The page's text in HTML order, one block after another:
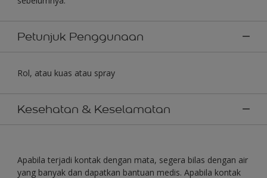
Petunjuk Penggunaan
Rol, atau kuas atau spray
Kesehatan & Keselamatan
Apabila terjadi kontak dengan mata, segera bilas dengan air
yang banyak dan dapatkan bantuan medis. Apabila kontak